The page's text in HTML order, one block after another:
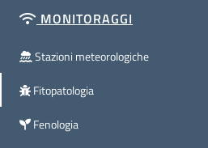
MONITORAGGI
Stazioni meteorologiche
Fitopatologia
Fenologia